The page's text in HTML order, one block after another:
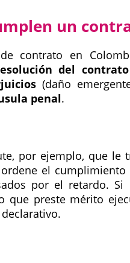
un
contrato en
del contrato
(daño
penal.
por ejemplo, que le
el
por el retardo. Si
que preste mérito